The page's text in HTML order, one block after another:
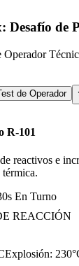
Desafío de
Operador
de Operador
R-101
reactivos e
s En Turno
REACCIÓN
Explosión: